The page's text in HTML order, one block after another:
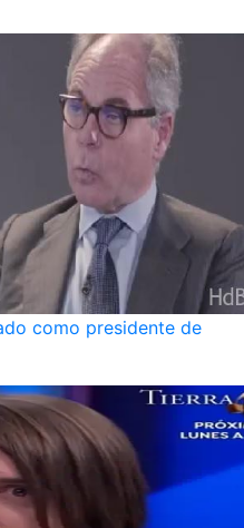
como presidente de